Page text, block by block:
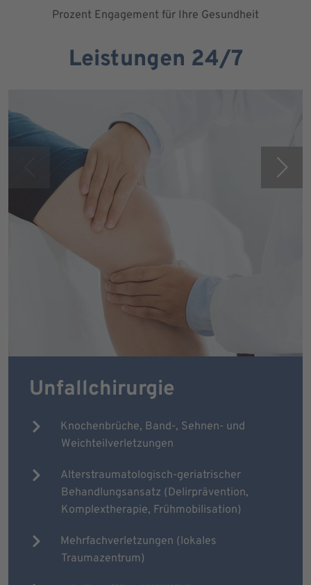
Prozent Engagement für Ihre Gesundheit
Leistungen 24/7
Unfallchirurgie
Knochenbrüche, Band-, Sehnen- und
Weichteilverletzungen
Alterstraumatologisch-geriatrischer
Behandlungsansatz (Delirprävention,
Komplextherapie, Frühmobilisation)
Mehrfachverletzungen (lokales
Traumazentrum)